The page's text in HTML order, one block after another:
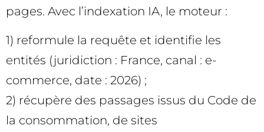
pages. Avec l’indexation IA, le moteur :
1) reformule la requête et identifie les
entités (juridiction : France, canal : e-
commerce, date : 2026) ;
2) récupère des passages issus du Code de
la consommation, de sites